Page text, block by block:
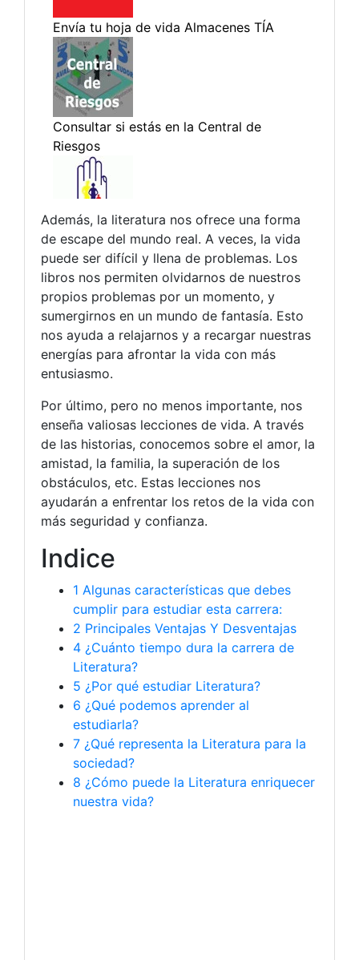
Además, la literatura nos ofrece una forma
de escape del mundo real. A veces, la vida
puede ser difícil y llena de problemas. Los
libros nos permiten olvidarnos de nuestros
propios problemas por un momento, y
sumergirnos en un mundo de fantasía. Esto
nos ayuda a relajarnos y a recargar nuestras
energías para afrontar la vida con más
entusiasmo.
Por último, pero no menos importante, nos
enseña valiosas lecciones de vida. A través
de las historias, conocemos sobre el amor, la
amistad, la familia, la superación de los
obstáculos, etc. Estas lecciones nos
ayudarán a enfrentar los retos de la vida con
más seguridad y confianza.
Indice
1 Algunas características que debes
cumplir para estudiar esta carrera:
2 Principales Ventajas Y Desventajas
4 ¿Cuánto tiempo dura la carrera de
Literatura?
5 ¿Por qué estudiar Literatura?
6 ¿Qué podemos aprender al
estudiarla?
7 ¿Qué representa la Literatura para la
sociedad?
8 ¿Cómo puede la Literatura enriquecer
nuestra vida?